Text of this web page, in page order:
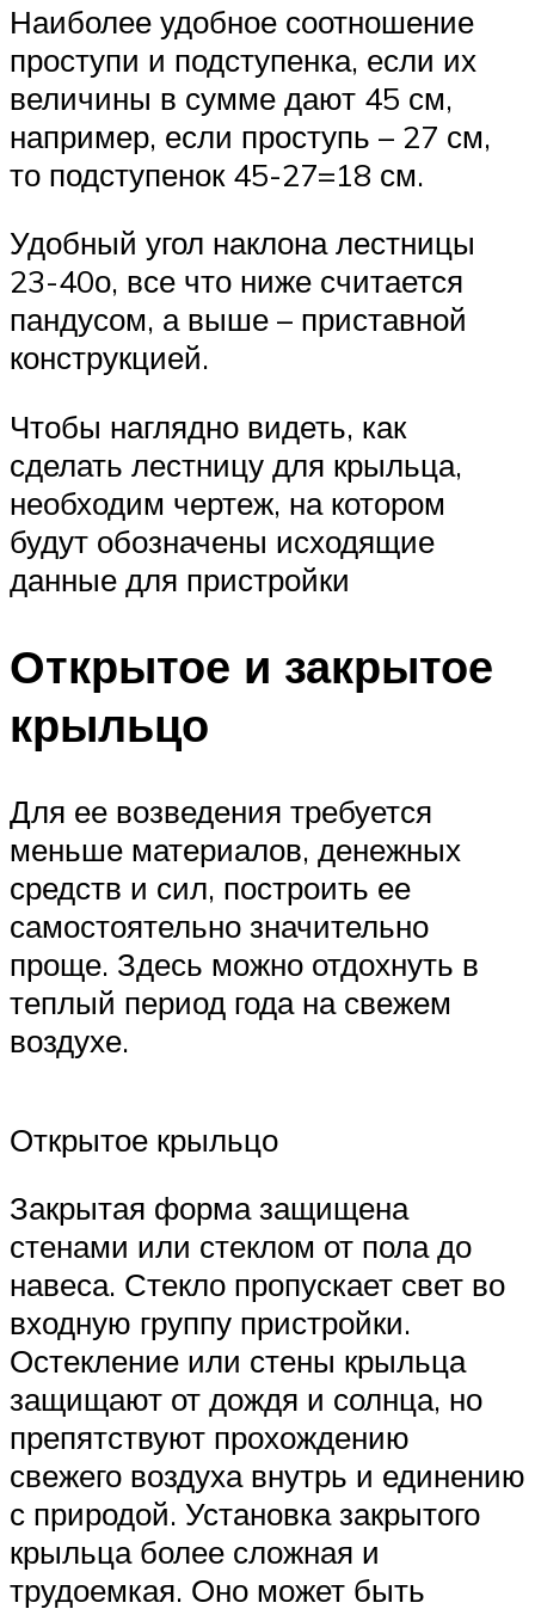
Наиболее удобное соотношение
проступи и подступенка, если их
величины в сумме дают 45 см,
например, если проступь – 27 см,
то подступенок 45-27=18 см.
Удобный угол наклона лестницы
23-40о, все что ниже считается
пандусом, а выше – приставной
конструкцией.
Чтобы наглядно видеть, как
сделать лестницу для крыльца,
необходим чертеж, на котором
будут обозначены исходящие
данные для пристройки
Открытое и закрытое
крыльцо
Для ее возведения требуется
меньше материалов, денежных
средств и сил, построить ее
самостоятельно значительно
проще. Здесь можно отдохнуть в
теплый период года на свежем
воздухе.
Открытое крыльцо
Закрытая форма защищена
стенами или стеклом от пола до
навеса. Стекло пропускает свет во
входную группу пристройки.
Остекление или стены крыльца
защищают от дождя и солнца, но
препятствуют прохождению
свежего воздуха внутрь и единению
с природой. Установка закрытого
крыльца более сложная и
трудоемкая. Оно может быть